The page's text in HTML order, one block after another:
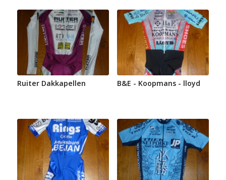
Ruiter Dakkapellen B&E - Koopmans - lloyd